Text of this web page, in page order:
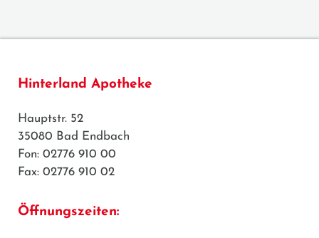
Hinterland Apotheke
Hauptstr. 52
35080 Bad Endbach
Fon: 02776 910 00
Fax: 02776 910 02
Öffnungszeiten: